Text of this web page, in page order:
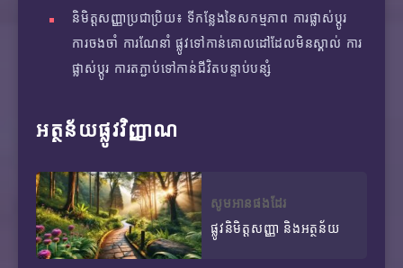
និមិត្តសញ្ញាប្រជាប្រិយ៖ ទីកន្លែងនៃសកម្មភាព ការផ្លាស់ប្តូរ
ការចងចាំ ការណែនាំ ផ្លូវទៅកាន់គោលដៅដែលមិនស្គាល់ ការ
ផ្លាស់ប្តូរ ការតភ្ជាប់ទៅកាន់ជីវិតបន្ទាប់បន្សំ
អត្ថន័យផ្លូវវិញ្ញាណ
សូមអានផងដែរ
ផ្លូវនិមិត្តសញ្ញា និងអត្ថន័យ